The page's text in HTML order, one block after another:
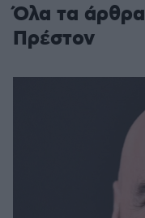
Όλα τα
Πρέστον